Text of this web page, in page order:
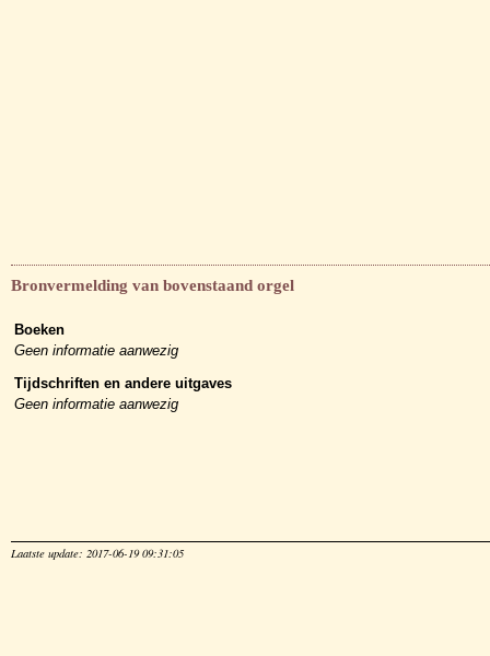
Bronvermelding van bovenstaand orgel
Boeken
Geen informatie aanwezig
Tijdschriften en andere uitgaves
Geen informatie aanwezig
Laatste update: 2017-06-19 09:31:05